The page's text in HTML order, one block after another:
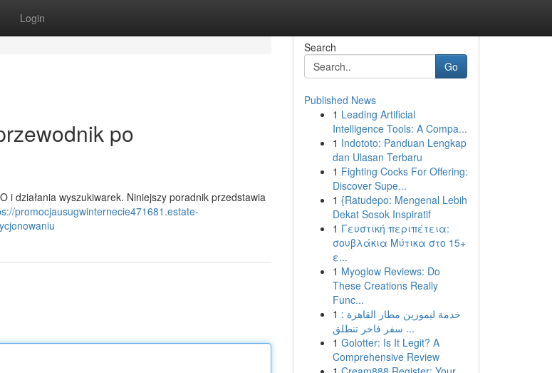
Login
po
i działania wyszukiwarek. Niniejszy poradnik przedstawia
promocjausugwinternecie471681.estate-
Search
Go
Published News
1 Leading Artificial
Intelligence Tools: A Compa...
1 Indototo: Panduan Lengkap
dan Ulasan Terbaru
1 Fighting Cocks For Offering:
Discover Supe...
1 {Ratudepo: Mengenal Lebih
Dekat Sosok Inspiratif
1 Γευστική περιπέτεια:
σουβλάκια Μύτικα στο 15+
ε...
1 Myoglow Reviews: Do
These Creations Really
Func...
1 خدمة ليموزين مطار القاهرة :
سفر فاخر تنطلق ...
1 Golotter: Is It Legit? A
Comprehensive Review